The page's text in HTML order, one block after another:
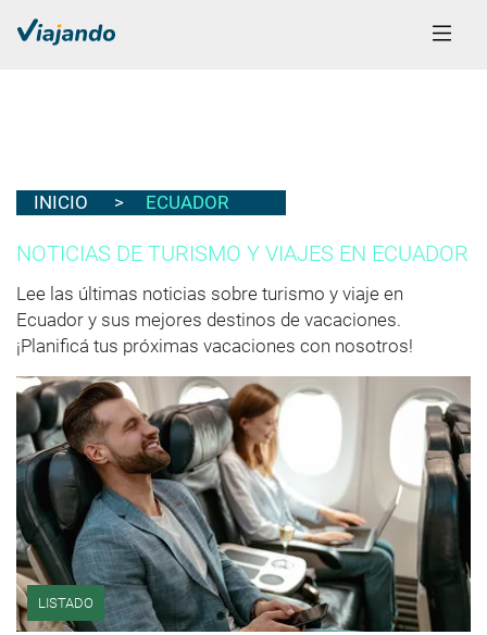
INICIO ECUADOR
NOTICIAS DE TURISMO Y VIAJES EN ECUADOR
Lee las últimas noticias sobre turismo y viaje en
Ecuador y sus mejores destinos de vacaciones.
¡Planificá tus próximas vacaciones con nosotros!
LISTADO